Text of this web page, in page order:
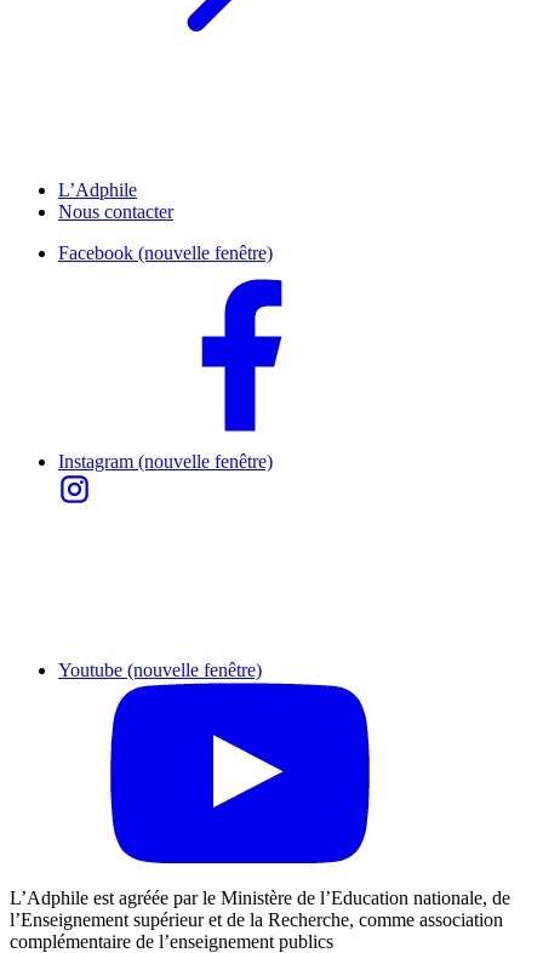
L’Adphile
Nous contacter
Facebook (nouvelle fenêtre)
Instagram (nouvelle fenêtre)
Youtube (nouvelle fenêtre)
L’Adphile est agréée par le Ministère de l’Education nationale, de
l’Enseignement supérieur et de la Recherche, comme association
complémentaire de l’enseignement publics